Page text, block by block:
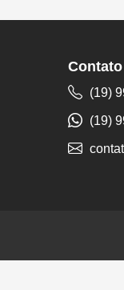
Contato
(19)
(19)